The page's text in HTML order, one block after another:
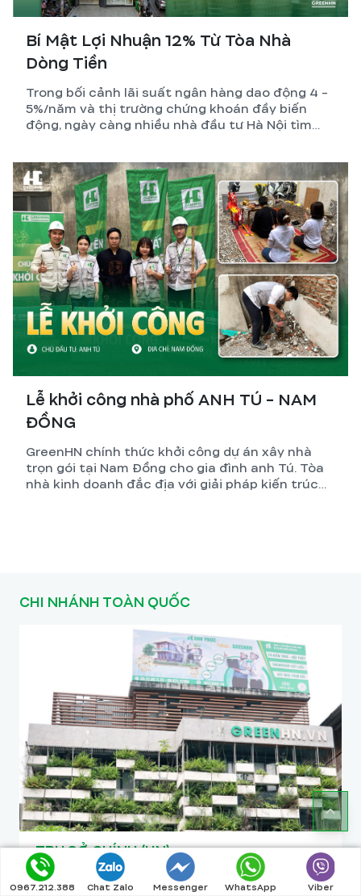
Bí Mật Lợi Nhuận 12% Từ Tòa Nhà
Dòng Tiền
Trong bối cảnh lãi suất ngân hàng dao động 4 -
5%/năm và thị trường chứng khoán đầy biến
động, ngày càng nhiều nhà đầu tư Hà Nội tìm
tiền – CCMN – căn hộ dịch vụ.
Lễ khởi công nhà phố ANH TÚ - NAM
ĐỒNG
GreenHN chính thức khởi công dự án xây nhà
trọn gói tại Nam Đồng cho gia đình anh Tú. Tòa
nhà kinh doanh đắc địa với giải pháp kiến trúc
CHI NHÁNH TOÀN QUỐC
TRỤ SỞ CHÍNH (HN)
BT1-16 Khu nhà ở cho CBCS cục B42, B57 -
Tổng cục V, Bộ Công An, Phường Thanh Liệt,
0967.212.388 Chat Zalo Messenger WhatsApp Viber